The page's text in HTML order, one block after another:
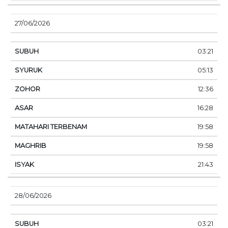
27/06/2026
03:21
05:13
12:36
16:28
19:58
19:58
21:43
28/06/2026
03:21